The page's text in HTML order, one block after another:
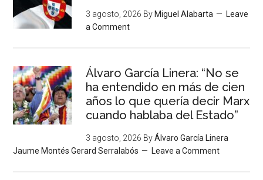
3 agosto, 2026 By Miguel Alabarta
Leave
a Comment
Álvaro García Linera: “No se
ha entendido en más de cien
años lo que quería decir Marx
cuando hablaba del Estado”
3 agosto, 2026 ByÁlvaro García Linera
Jaume Montés Gerard Serralabós
Leave a Comment